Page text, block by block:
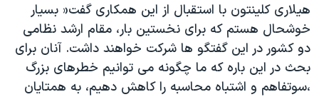
هیلاری کلینتون با استقبال از این همکاری گفت« بسیار
خوشحال هستم که برای نخستین بار، مقام ارشد نظامی
دو کشور در این گفتگو ها شرکت خواهند داشت. آنان برای
بحث در این باره که ما چگونه می توانیم خطرهای بزرگ
،سوتفاهم و اشتباه محاسبه را کاهش دهیم، به همتایان